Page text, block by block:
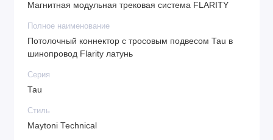
Магнитная модульная трековая система FLARITY
Полное наименование
Потолочный коннектор с тросовым подвесом Tau в
шинопровод Flarity латунь
Серия
Tau
Стиль
Maytoni Technical